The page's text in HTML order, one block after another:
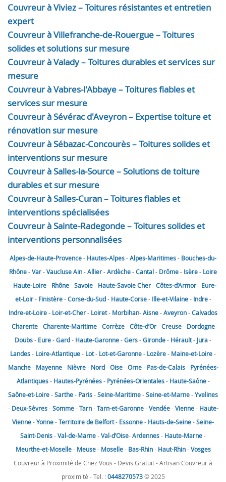
Couvreur à Viviez – Toitures résistantes et entretien
expert
Couvreur à Villefranche-de-Rouergue – Toitures
solides et solutions sur mesure
Couvreur à Valady – Toitures durables et services sur
mesure
Couvreur à Vabres-l'Abbaye – Toitures fiables et
services sur mesure
Couvreur à Sévérac d'Aveyron – Expertise toiture et
rénovation sur mesure
Couvreur à Sébazac-Concourès – Toitures solides et
interventions sur mesure
Couvreur à Salles-la-Source – Solutions de toiture
durables et sur mesure
Couvreur à Salles-Curan – Toitures fiables et
interventions spécialisées
Couvreur à Sainte-Radegonde – Toitures solides et
interventions personnalisées
Alpes-de-Haute-Provence- Hautes-Alpes-Alpes-Maritimes- Bouches-du-
Rhône-Var-VaucluseAin-Allier-Ardèche-Cantal- Drôme- Isère- Loire
- Haute-Loire- Rhône-Savoie- Haute-SavoieCher-Côtes-d’Armor- Eure-
et-Loir- Finistère-Corse-du-Sud- Haute-Corse- Ille-et-Vilaine- Indre-
Indre-et-Loire- Loir-et-Cher- Loiret- Morbihan-Aisne-Aveyron-Calvados
-Charente-Charente-Maritime-Corrèze-Côte-d’Or-Creuse- Dordogne-
Doubs- Eure-Gard- Haute-Garonne-Gers-Gironde- Hérault- Jura-
Landes- Loire-Atlantique- Lot- Lot-et-Garonne- Lozère- Maine-et-Loire-
Manche- Mayenne- Nièvre- Nord-Oise-Orne- Pas-de-Calais- Pyrénées-
Atlantiques- Hautes-Pyrénées- Pyrénées-Orientales- Haute-Saône-
Saône-et-Loire-Sarthe- Paris-Seine-Maritime-Seine-et-Marne-Yvelines
- Deux-Sèvres-Somme-Tarn-Tarn-et-Garonne-Vendée-Vienne- Haute-
Vienne-Yonne-Territoire de Belfort- Essonne- Hauts-de-Seine-Seine-
Saint-Denis-Val-de-Marne-Val-d’Oise-Ardennes- Haute-Marne-
Meurthe-et-Moselle- Meuse- Moselle- Bas-Rhin- Haut-Rhin-Vosges
Couvreur à Proximité de Chez Vous - Devis Gratuit - Artisan Couvreur à
proximité - Tel. :0448270573© 2025